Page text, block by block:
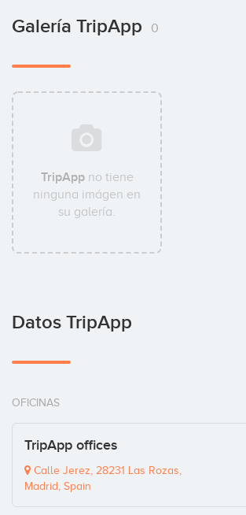
Galería TripApp 0
TripAppno tiene
ninguna imágen en
su galería.
Datos TripApp
OFICINAS
TripApp offices
Calle Jerez, 28231 Las Rozas,
Madrid, Spain